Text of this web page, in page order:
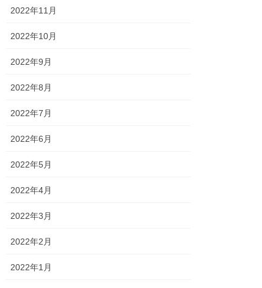
2022年11月
2022年10月
2022年9月
2022年8月
2022年7月
2022年6月
2022年5月
2022年4月
2022年3月
2022年2月
2022年1月